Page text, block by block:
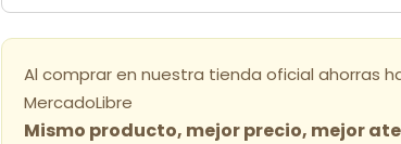
Al comprar en nuestra tienda oficial ahorras
MercadoLibre
Mismo producto, mejor precio, mejor